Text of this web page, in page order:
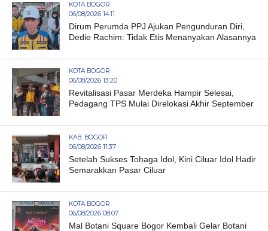
KOTA BOGOR
06/08/2026 14:11
Dirum Perumda PPJ Ajukan Pengunduran Diri,
Dedie Rachim: Tidak Etis Menanyakan Alasannya
KOTA BOGOR
06/08/2026 13:20
Revitalisasi Pasar Merdeka Hampir Selesai,
Pedagang TPS Mulai Direlokasi Akhir September
KAB. BOGOR
06/08/2026 11:37
Setelah Sukses Tohaga Idol, Kini Ciluar Idol Hadir
Semarakkan Pasar Ciluar
KOTA BOGOR
06/08/2026 08:07
Mal Botani Square Bogor Kembali Gelar Botani